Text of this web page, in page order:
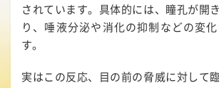
されています。具体的には、瞳孔が開
り、唾液分泌や消化の抑制などの変
す。
実はこの反応、目の前の脅威に対して